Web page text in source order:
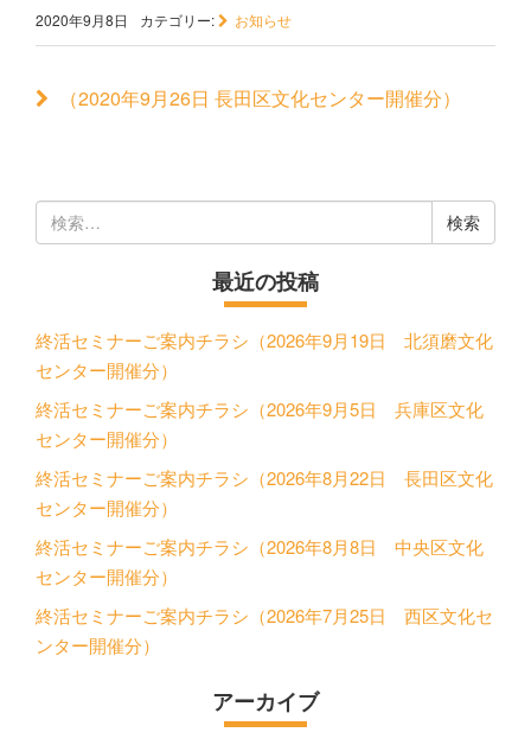
2020年9月8日 カテゴリー: お知らせ
（2020年9月26日 長田区文化センター開催分）
検
索:
最近の投稿
終活セミナーご案内チラシ（2026年9月19日 北須磨文化
センター開催分）
終活セミナーご案内チラシ（2026年9月5日 兵庫区文化
センター開催分）
終活セミナーご案内チラシ（2026年8月22日 長田区文化
センター開催分）
終活セミナーご案内チラシ（2026年8月8日 中央区文化
センター開催分）
終活セミナーご案内チラシ（2026年7月25日 西区文化セ
ンター開催分）
アーカイブ